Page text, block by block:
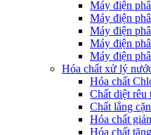
Máy điện
Máy điện
Máy điện
Máy điện
Máy điện
Hóa chất xử lý
Hóa chất
Chất diệt rêu
Chất lắng
Hóa chất
Hóa chất